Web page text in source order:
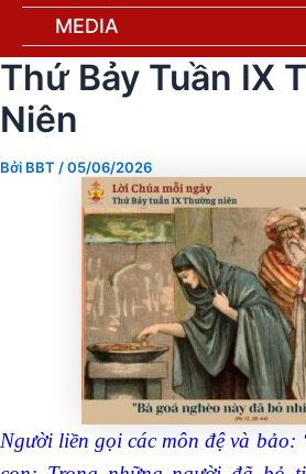
MEDIA
Thứ Bảy Tuần IX
Niên
Bởi BBT /05/06/2026
Người liền gọi các môn đệ và bảo: